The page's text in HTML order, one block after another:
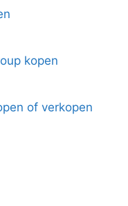
kopen
of verkopen